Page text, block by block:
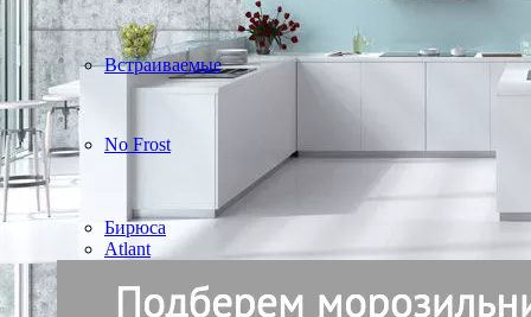
Встраиваемые
No Frost
Бирюса
Atlant